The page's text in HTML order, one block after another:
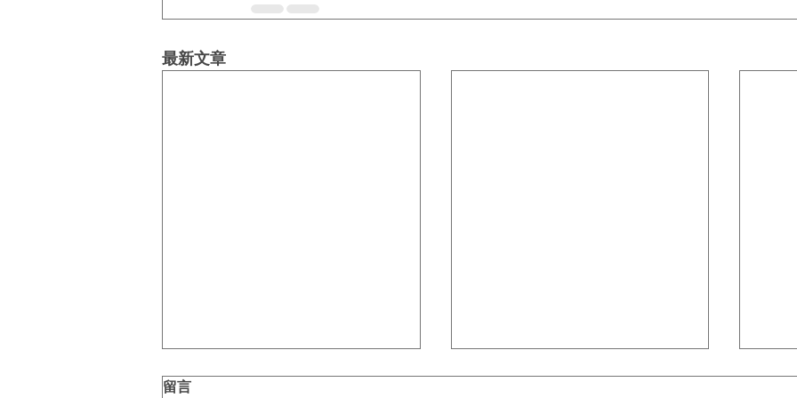
最新文章
留言